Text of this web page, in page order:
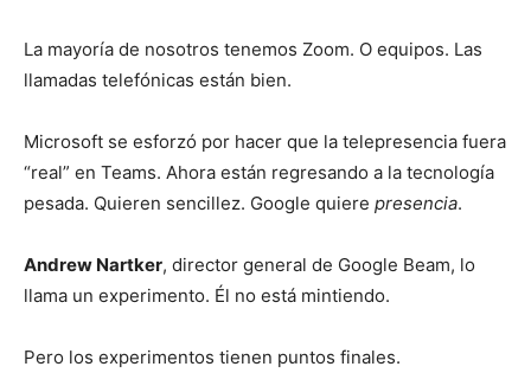
La mayoría de nosotros tenemos Zoom. O equipos. Las
llamadas telefónicas están bien.
Microsoft se esforzó por hacer que la telepresencia fuera
“real” en Teams. Ahora están regresando a la tecnología
pesada. Quieren sencillez. Google quiere presencia.
Andrew Nartker, director general de Google Beam, lo
llama un experimento. Él no está mintiendo.
Pero los experimentos tienen puntos finales.